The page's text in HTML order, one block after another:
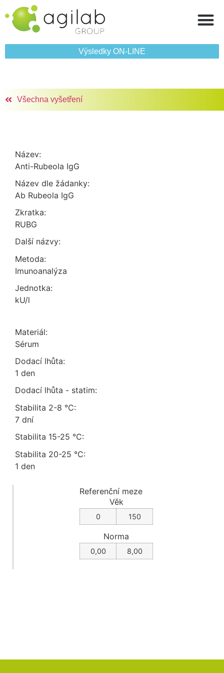
Výsledky ON‑LINE
Všechna vyšetření
Název:
Anti-Rubeola IgG
Název dle žádanky:
Ab Rubeola IgG
Zkratka:
RUBG
Další názvy:
Metoda:
imunoanalýza
Jednotka:
kU/l
Materiál:
sérum
Dodací lhůta:
1 den
Dodací lhůta - statim:
Stabilita 2-8 °C:
7 dní
Stabilita 15-25 °C:
Stabilita 20-25 °C:
1 den
Referenční meze
Věk
0 150
Norma
0,00 8,00